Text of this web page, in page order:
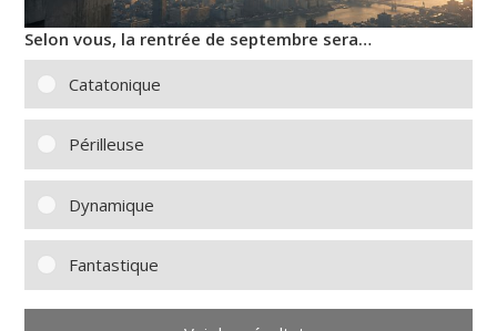
Selon vous, la rentrée de septembre sera…
Catatonique
Périlleuse
Dynamique
Fantastique